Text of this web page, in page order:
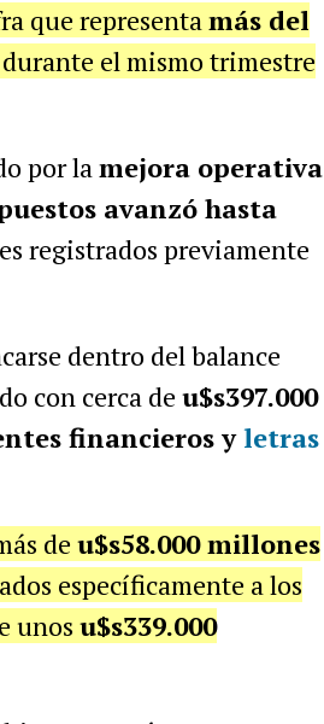
que representamás del
el mismo trimestre
por lamejora operativa
avanzó hasta
registrados previamente
dentro del balance
con cerca de u$s397.000
financieros yletras
de u$s58.000 millones
específicamente a los
unos u$s339.000